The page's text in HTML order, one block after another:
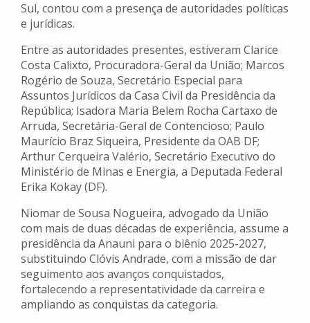
Sul, contou com a presença de autoridades políticas
e jurídicas.
Entre as autoridades presentes, estiveram Clarice
Costa Calixto, Procuradora-Geral da União; Marcos
Rogério de Souza, Secretário Especial para
Assuntos Jurídicos da Casa Civil da Presidência da
República; Isadora Maria Belem Rocha Cartaxo de
Arruda, Secretária-Geral de Contencioso; Paulo
Maurício Braz Siqueira, Presidente da OAB DF;
Arthur Cerqueira Valério, Secretário Executivo do
Ministério de Minas e Energia, a Deputada Federal
Erika Kokay (DF).
Niomar de Sousa Nogueira, advogado da União
com mais de duas décadas de experiência, assume a
presidência da Anauni para o biênio 2025-2027,
substituindo Clóvis Andrade, com a missão de dar
seguimento aos avanços conquistados,
fortalecendo a representatividade da carreira e
ampliando as conquistas da categoria.